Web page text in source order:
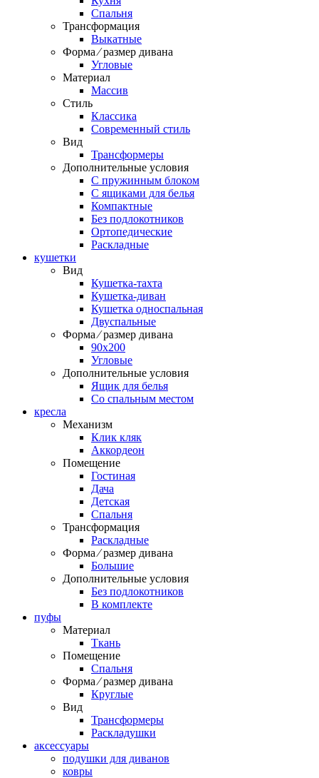
Спальня
Трансформация
Выкатные
Форма ⁄ размер дивана
Угловые
Материал
Массив
Стиль
Классика
Современный стиль
Вид
Трансформеры
Дополнительные условия
С пружинным блоком
С ящиками для белья
Компактные
Без подлокотников
Ортопедические
Раскладные
кушетки
Вид
Кушетка-тахта
Кушетка-диван
Кушетка односпальная
Двуспальные
Форма ⁄ размер дивана
90х200
Угловые
Дополнительные условия
Ящик для белья
Со спальным местом
кресла
Механизм
Клик кляк
Аккордеон
Помещение
Гостиная
Дача
Детская
Спальня
Трансформация
Раскладные
Форма ⁄ размер дивана
Большие
Дополнительные условия
Без подлокотников
В комплекте
пуфы
Материал
Ткань
Помещение
Спальня
Форма ⁄ размер дивана
Круглые
Вид
Трансформеры
Раскладушки
аксессуары
подушки для диванов
ковры